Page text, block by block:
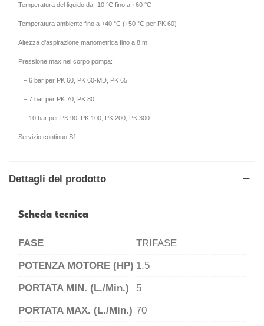
Temperatura del liquido da -10 °C fino a +60 °C
Temperatura ambiente fino a +40 °C (+50 °C per PK 60)
Altezza d'aspirazione manometrica fino a 8 m
Pressione max nel corpo pompa:
– 6 bar per PK 60, PK 60-MD, PK 65
– 7 bar per PK 70, PK 80
– 10 bar per PK 90, PK 100, PK 200, PK 300
Servizio continuo S1
Dettagli del prodotto
Scheda tecnica
FASE
TRIFASE
POTENZA MOTORE (HP) 1.5
PORTATA MIN. (l./min.)
5
PORTATA MAX. (l./min.) 70